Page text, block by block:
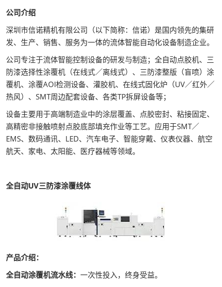
公司介绍
深圳市信诺精机有限公司（以下简称：信诺）是国内领先的集研
发、生产、销售、服务为一体的流体智能自动化设备制造企业。
公司专注于流体智能控制设备的研发与制造；全自动点胶机、三
防漆选择性涂覆机（在线式／离线式）、三防漆整版（盲喷）涂
覆机、涂覆AOI检测设备、灌胶机、在线式固化炉（UV／红外／
热风）、SMT周边配套设备、各类TP拆屏设备等；
设备主要用于高端制造业中的涂层覆盖、点胶密封、粘接固定、
高精密非接触喷射点胶底部填充作业等工艺。应用于SMT／
EMS、数码通讯、LED、汽车电子、智能穿戴、仪表仪器、航空
航天、家电、太阳能、医疗器械等领域。
全自动UV三防漆涂覆线体
产品介绍：
全自动涂覆机流水线： 一次性投入，终身受益。